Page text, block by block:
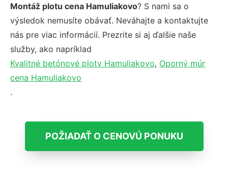
Montáž plotu cena Hamuliakovo? S nami sa o
výsledok nemusíte obávať. Neváhajte a kontaktujte
nás pre viac informácií. Prezrite si aj ďalšie naše
služby, ako napríklad
Kvalitné betónové ploty Hamuliakovo, Oporný múr
cena Hamuliakovo
.
POŽIADAŤ O CENOVÚ PONUKU